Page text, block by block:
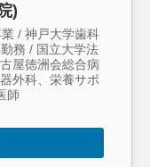
)
/ 神戸大学歯科
務 / 国立大学法
屋徳洲会総合病
外科、栄養サポ
師